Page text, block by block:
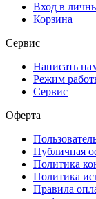
Вход в
Корзина
Сервис
Написать
Режим
Сервис
Оферта
Публичная
Политика
Политика
Правила